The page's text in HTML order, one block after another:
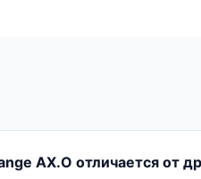
AX.O отличается от